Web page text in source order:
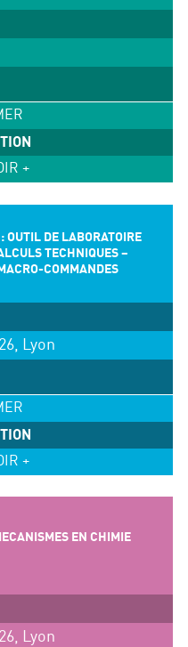
+
OUTIL DE LABORATOIRE
TECHNIQUES –
COMMANDES
Lyon
+
EN CHIMIE
Lyon